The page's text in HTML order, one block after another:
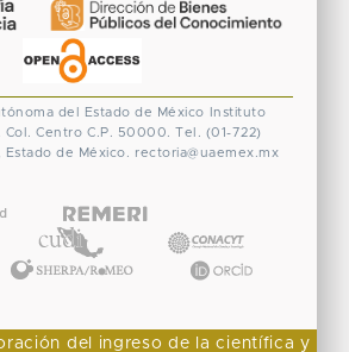
del Estado de México
Instituto
Col. Centro C.P. 50000. Tel. (01-722)
Estado de México. rectoria@uaemex.mx
del ingreso de la científica y